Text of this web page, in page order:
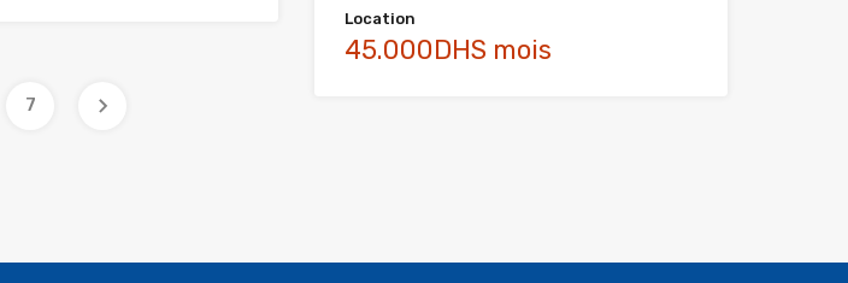
7
Location
45.000DHS mois